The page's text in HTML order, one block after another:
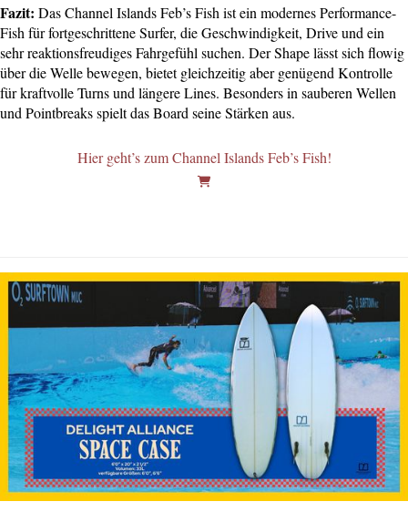
Fazit: Das Channel Islands Feb’s Fish ist ein modernes Performance-
Fish für fortgeschrittene Surfer, die Geschwindigkeit, Drive und ein
sehr reaktionsfreudiges Fahrgefühl suchen. Der Shape lässt sich flowig
über die Welle bewegen, bietet gleichzeitig aber genügend Kontrolle
für kraftvolle Turns und längere Lines. Besonders in sauberen Wellen
und Pointbreaks spielt das Board seine Stärken aus.
Hier geht’s zum Channel Islands Feb’s Fish!